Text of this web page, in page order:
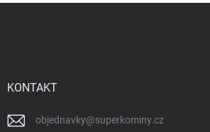
KONTAKT
objednavky@superkominy.cz